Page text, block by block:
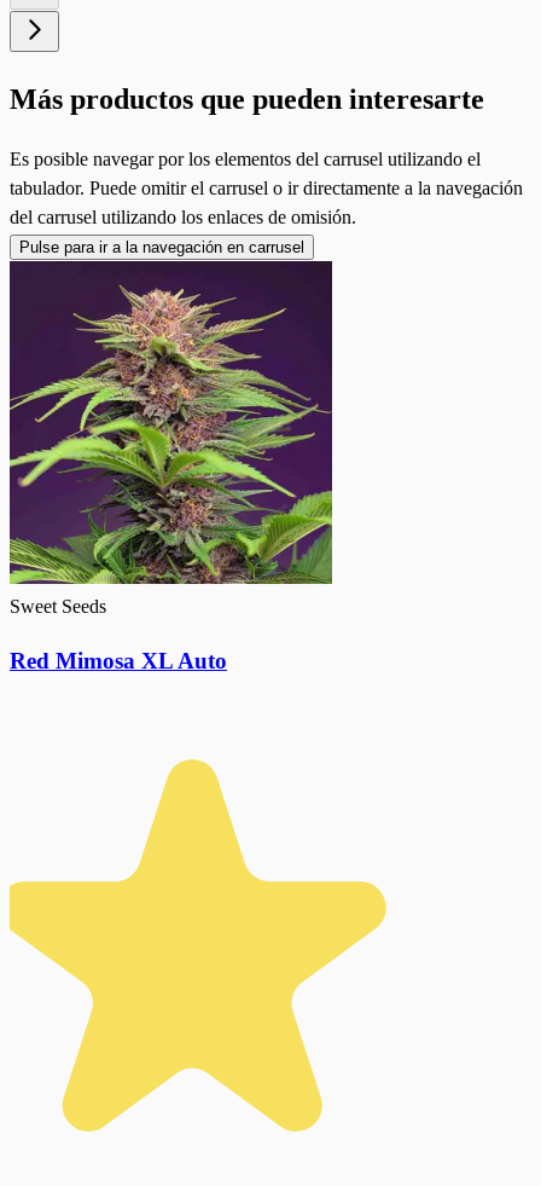
Más productos que pueden interesarte
Es posible navegar por los elementos del carrusel utilizando el
tabulador. Puede omitir el carrusel o ir directamente a la navegación
del carrusel utilizando los enlaces de omisión.
Pulse para ir a la navegación en carrusel
Sweet Seeds
Red Mimosa XL Auto